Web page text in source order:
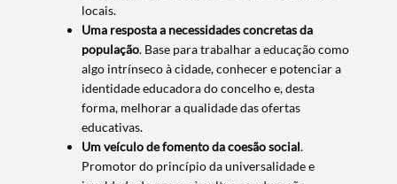
locais.
Uma resposta a necessidades concretas da
população. Base para trabalhar a educação como
algo intrínseco à cidade, conhecer e potenciar a
identidade educadora do concelho e, desta
forma, melhorar a qualidade das ofertas
educativas.
Um veículo de fomento da coesão social.
Promotor do princípio da universalidade e